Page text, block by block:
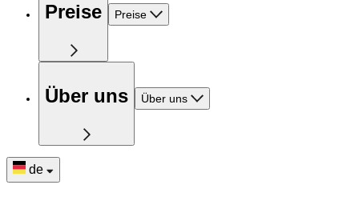
Preise Preise
Über uns Über uns
de